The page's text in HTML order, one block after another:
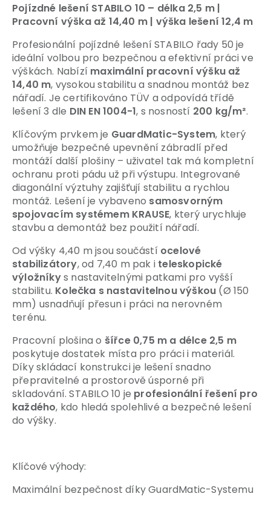
Pojízdné lešení STABILO 10 – délka 2,5 m |
Pracovní výška až 14,40 m | výška lešení 12,4 m
Profesionální pojízdné lešení STABILO řady 50 je
ideální volbou pro bezpečnou a efektivní práci ve
výškách. Nabízí maximální pracovní výšku až
14,40 m, vysokou stabilitu a snadnou montáž bez
nářadí. Je certifikováno TÜV a odpovídá třídě
lešení 3 dle DIN EN 1004-1, s nosností 200 kg/m².
Klíčovým prvkem je GuardMatic-System, který
umožňuje bezpečné upevnění zábradlí před
montáží další plošiny – uživatel tak má kompletní
ochranu proti pádu už při výstupu. Integrované
diagonální výztuhy zajišťují stabilitu a rychlou
montáž. Lešení je vybaveno samosvorným
spojovacím systémem KRAUSE, který urychluje
stavbu a demontáž bez použití nářadí.
Od výšky 4,40 m jsou součástí ocelové
stabilizátory, od 7,40 m pak i teleskopické
výložníkys nastavitelnými patkami pro vyšší
stabilitu. Kolečka s nastavitelnou výškou (Ø 150
mm) usnadňují přesun i práci na nerovném
terénu.
Pracovní plošina o šířce 0,75 m a délce 2,5 m
poskytuje dostatek místa pro práci i materiál.
Díky skládací konstrukci je lešení snadno
přepravitelné a prostorově úsporné při
skladování. STABILO 10 je profesionální řešení pro
každého, kdo hledá spolehlivé a bezpečné lešení
do výšky.
Klíčové výhody:
Maximální bezpečnost díky GuardMatic-Systemu